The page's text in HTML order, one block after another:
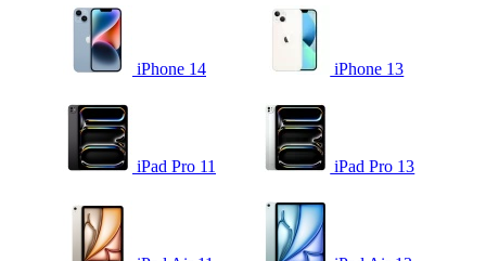
iPhone 14 iPhone 13
iPad Pro 11 iPad Pro 13